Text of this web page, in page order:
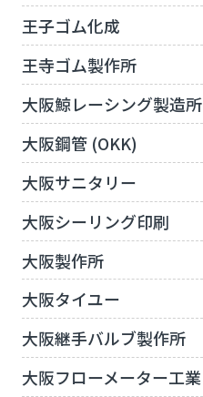
王子ゴム化成
王寺ゴム製作所
大阪鯨レーシング製造所
大阪鋼管 (OKK)
大阪サニタリー
大阪シーリング印刷
大阪製作所
大阪タイユー
大阪継手バルブ製作所
大阪フローメーター工業